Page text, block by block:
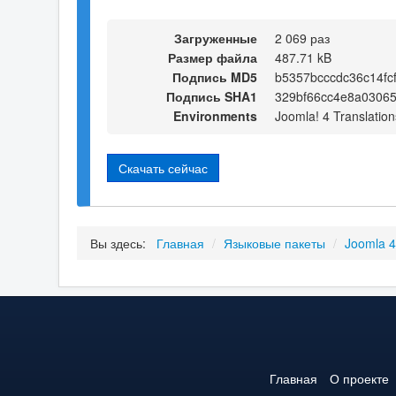
Загруженные
2 069 раз
Размер файла
487.71 kB
Подпись MD5
Подпись SHA1
Environments
Joomla! 4
Скачать сейчас
Вы здесь: Главная / Языковые пакеты / Joomla
Главная О проекте